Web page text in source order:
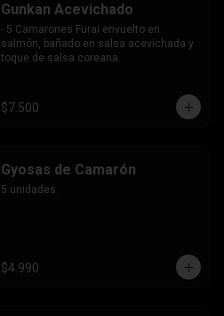
Gunkan Acevichado
- 5 Camarones Furai envuelto en
salmón, bañado en salsa acevichada y
toque de salsa coreana.
$7.500
Gyosas de Camarón
5 unidades.
$4.990